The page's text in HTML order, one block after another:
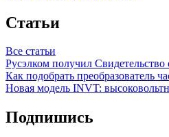
Статьи
Все статьи
Русэлком получил
Как подобрать преобразователь
Новая модель INVT:
Подпишись